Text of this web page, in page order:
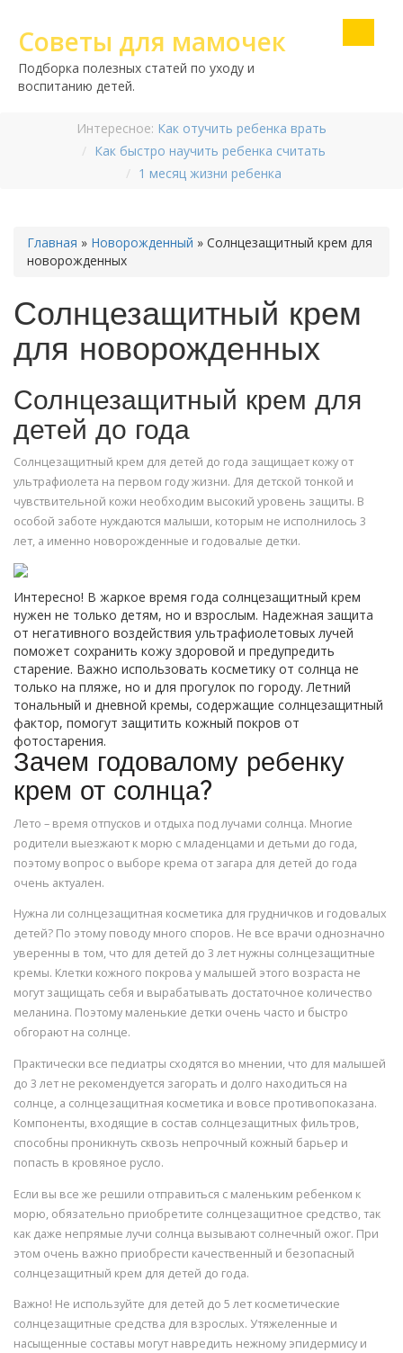
Советы для мамочек
Подборка полезных статей по уходу и
воспитанию детей.
Интересное: Как отучить ребенка врать
Как быстро научить ребенка считать
1 месяц жизни ребенка
Главная » Новорожденный » Солнцезащитный крем для
новорожденных
Солнцезащитный крем
для новорожденных
Солнцезащитный крем для
детей до года
Солнцезащитный крем для детей до года защищает кожу от
ультрафиолета на первом году жизни. Для детской тонкой и
чувствительной кожи необходим высокий уровень защиты. В
особой заботе нуждаются малыши, которым не исполнилось 3
лет, а именно новорожденные и годовалые детки.
Интересно! В жаркое время года солнцезащитный крем
нужен не только детям, но и взрослым. Надежная защита
от негативного воздействия ультрафиолетовых лучей
поможет сохранить кожу здоровой и предупредить
старение. Важно использовать косметику от солнца не
только на пляже, но и для прогулок по городу. Летний
тональный и дневной кремы, содержащие солнцезащитный
фактор, помогут защитить кожный покров от
фотостарения.
Зачем годовалому ребенку
крем от солнца?
Лето – время отпусков и отдыха под лучами солнца. Многие
родители выезжают к морю с младенцами и детьми до года,
поэтому вопрос о выборе крема от загара для детей до года
очень актуален.
Нужна ли солнцезащитная косметика для грудничков и годовалых
детей? По этому поводу много споров. Не все врачи однозначно
уверенны в том, что для детей до 3 лет нужны солнцезащитные
кремы. Клетки кожного покрова у малышей этого возраста не
могут защищать себя и вырабатывать достаточное количество
меланина. Поэтому маленькие детки очень часто и быстро
обгорают на солнце.
Практически все педиатры сходятся во мнении, что для малышей
до 3 лет не рекомендуется загорать и долго находиться на
солнце, а солнцезащитная косметика и вовсе противопоказана.
Компоненты, входящие в состав солнцезащитных фильтров,
способны проникнуть сквозь непрочный кожный барьер и
попасть в кровяное русло.
Если вы все же решили отправиться с маленьким ребенком к
морю, обязательно приобретите солнцезащитное средство, так
как даже непрямые лучи солнца вызывают солнечный ожог. При
этом очень важно приобрести качественный и безопасный
солнцезащитный крем для детей до года.
Важно! Не используйте для детей до 5 лет косметические
солнцезащитные средства для взрослых. Утяжеленные и
насыщенные составы могут навредить нежному эпидермису и